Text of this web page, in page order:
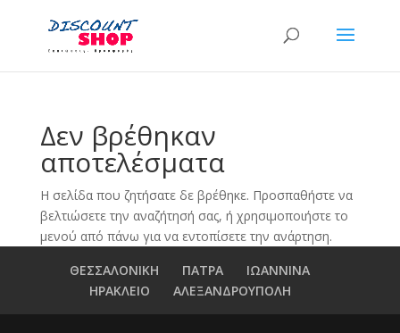
Δεν βρέθηκαν
αποτελέσματα
Η σελίδα που ζητήσατε δε βρέθηκε. Προσπαθήστε να
βελτιώσετε την αναζήτησή σας, ή χρησιμοποιήστε το
μενού από πάνω για να εντοπίσετε την ανάρτηση.
ΘΕΣΣΑΛΟΝΙΚΗ
ΠΑΤΡΑ
ΙΩΑΝΝΙΝΑ
ΗΡΑΚΛΕΙΟ
ΑΛΕΞΑΝΔΡΟΥΠΟΛΗ